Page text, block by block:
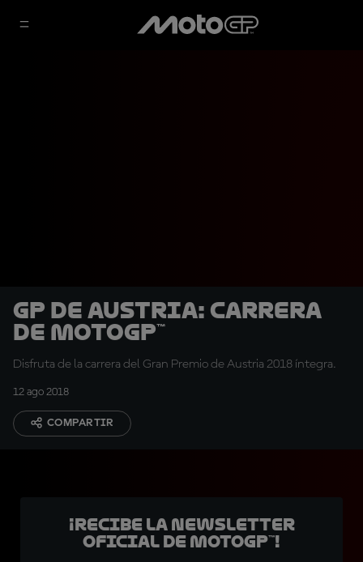
GP de Austria: Carrera
de MotoGP™
Disfruta de la carrera del Gran Premio de Austria 2018 íntegra.
12 ago 2018
COMPARTIR
¡Recibe la Newsletter
oficial de MotoGP™!